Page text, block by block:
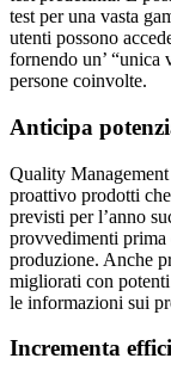
test per una vasta
utenti possono
fornendo un’ “unica
persone coinvolte.
Anticipa
Quality
proattivo prodotti
previsti per l’anno
provvedimenti prima
produzione. Anche
migliorati con
le informazioni sui
Incrementa